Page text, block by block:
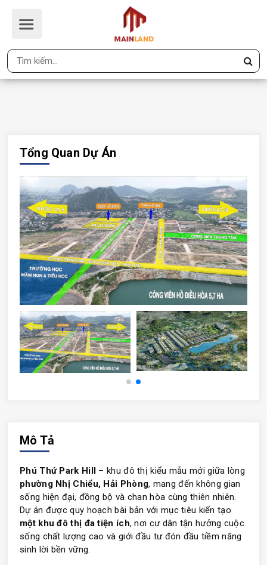
PHÚ THỨ PARK HILL
PHÚ THỨ PARK HILL
Tổng Quan Dự Án
Mô Tả
Phú Thứ Park Hill – khu đô thị kiểu mẫu mới giữa lòng
phường Nhị Chiểu, Hải Phòng, mang đến không gian
sống hiện đại, đồng bộ và chan hòa cùng thiên nhiên.
Dự án được quy hoạch bài bản với mục tiêu kiến tạo
một khu đô thị đa tiện ích, nơi cư dân tận hưởng cuộc
sống chất lượng cao và giới đầu tư đón đầu tiềm năng
sinh lời bền vững.